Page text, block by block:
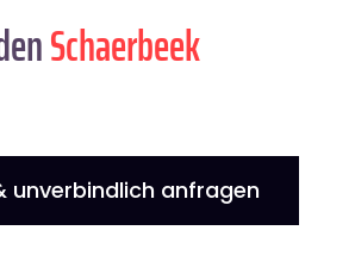
Schaerbeek
unverbindlich anfragen